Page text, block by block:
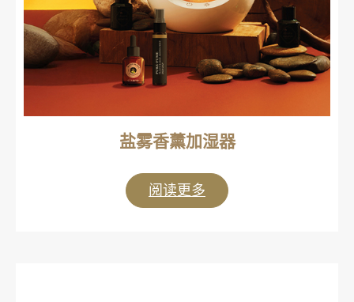
盐雾香薰加湿器
阅读更多